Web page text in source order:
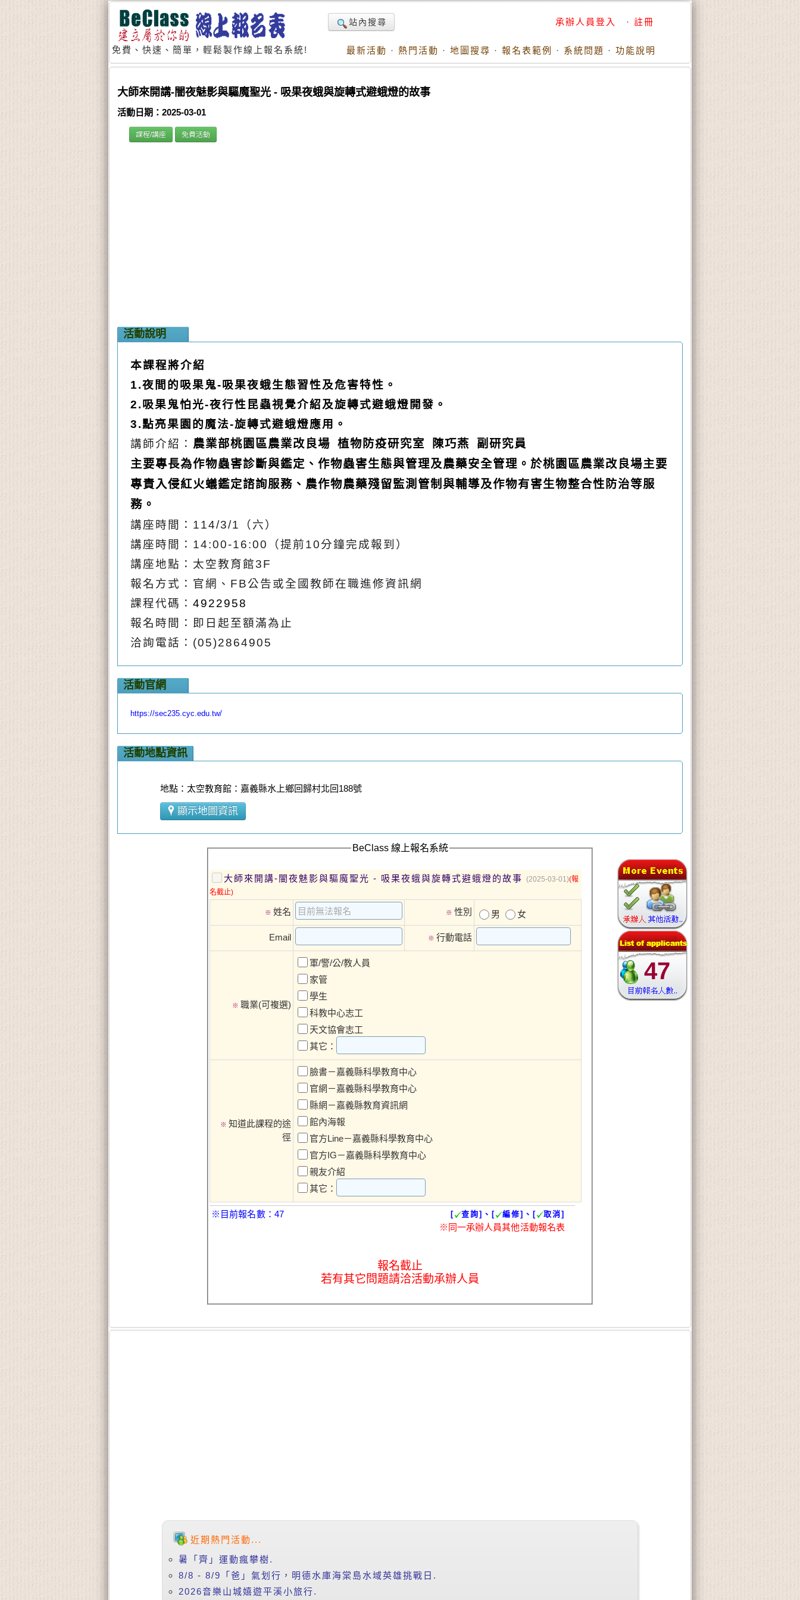
免費、快速、簡單，輕鬆製作線上報名系統!
站內搜尋 承辦人員登入 · 註冊
最新活動 · 熱門活動 · 地圖搜尋 · 報名表範例 · 系統問題 · 功能說明
大師來開講-闇夜魅影與驅魔聖光 - 吸果夜蛾與旋轉式避蛾燈的故事
活動日期：2025-03-01
課程/講座 免費活動
活動說明
本課程將介紹
1.夜間的吸果鬼-吸果夜蛾生態習性及危害特性。
2.吸果鬼怕光-夜行性昆蟲視覺介紹及旋轉式避蛾燈開發。
3.點亮果園的魔法-旋轉式避蛾燈應用。
講師介紹： 農業部桃園區農業改良場 植物防疫研究室 陳巧燕 副研究員
主要專長為作物蟲害診斷與鑑定、作物蟲害生態與管理及農藥安全管理。於桃園區農業改良場主要
專責入侵紅火蟻鑑定諮詢服務、農作物農藥殘留監測管制與輔導及作物有害生物整合性防治等服
務。
講座時間： 114/3/1
（六）
講座時間： 14:00-16:00 （提前10分鐘完成報到）
講座地點：太空教育館3F
報名方式：官網、 FB公告或全國教師在職進修資訊網
課程代碼： 4922958
報名時間：即日起至額滿為止
洽詢電話： (05)2864905
活動官網
https://sec235.cyc.edu.tw/
活動地點資訊
地點：太空教育館：嘉義縣水上鄉回歸村北回188號
顯示地圖資訊
47
BeClass 線上報名系統
大師來開講-闇夜魅影與驅魔聖光 - 吸果夜蛾與旋轉式避蛾燈的故事 (2025-03-01)(報
名截止)
※ 姓名 ※ 性別 男 女
Email ※ 行動電話
※ 職業(可複選)
軍/警/公/教人員
家管
學生
科教中心志工
天文協會志工
其它：
※ 知道此課程的途
徑
臉書－嘉義縣科學教育中心
官網－嘉義縣科學教育中心
縣網－嘉義縣教育資訊網
館內海報
官方Line－嘉義縣科學教育中心
官方IG－嘉義縣科學教育中心
親友介紹
其它：
※目前報名數：47 [ 查詢]、[ 編修]、[ 取消]
※同一承辦人員其他活動報名表
報名截止
若有其它問題請洽活動承辦人員
近期熱門活動...
暑「齊」運動瘋攀樹.
8/8 - 8/9「爸」氣划行，明德水庫海棠島水域英雄挑戰日.
2026音樂山城嬉遊平溪小旅行.